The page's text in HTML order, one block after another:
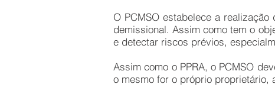
O PCMSO estabelece a
demissional. Assim como tem o
e detectar riscos prévios,
Assim como o PPRA, o PCMSO
o mesmo for o próprio proprietário,